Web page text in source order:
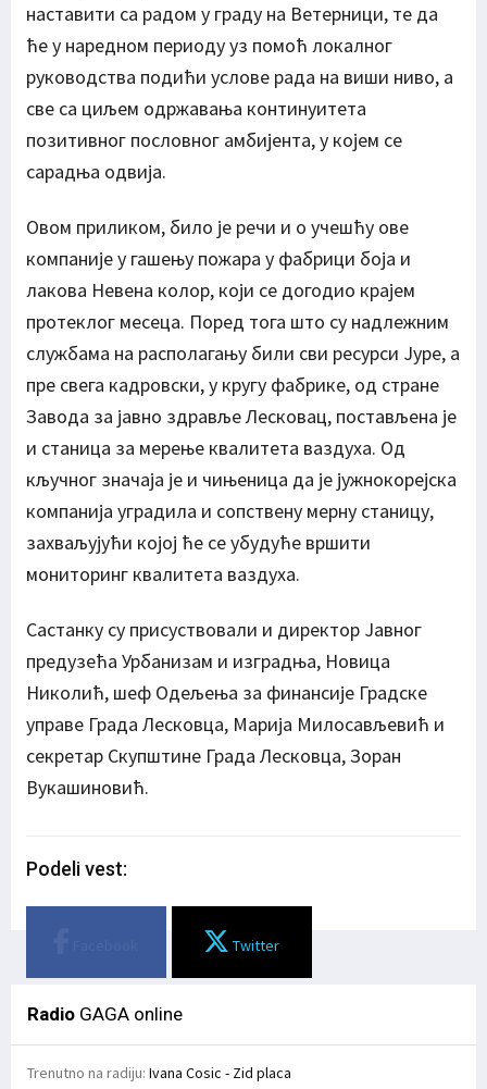
наставити са радом у граду на Ветерници, те да
ће у наредном периоду уз помоћ локалног
руководства подићи услове рада на виши ниво, а
све са циљем одржавања континуитета
позитивног пословног амбијента, у којем се
сарадња одвија.
Овом приликом, било је речи и о учешћу ове
компаније у гашењу пожара у фабрици боја и
лакова Невена колор, који се догодио крајем
протеклог месеца. Поред тога што су надлежним
службама на располагању били сви ресурси Јуре, а
пре свега кадровски, у кругу фабрике, од стране
Завода за јавно здравље Лесковац, постављена је
и станица за мерење квалитета ваздуха. Од
кључног значаја је и чињеница да је јужнокорејска
компанија уградила и сопствену мерну станицу,
захваљујући којој ће се убудуће вршити
мониторинг квалитета ваздуха.
Састанку су присуствовали и директор Јавног
предузећа Урбанизам и изградња, Новица
Николић, шеф Одељења за финансије Градске
управе Града Лесковца, Марија Милосављевић и
секретар Скупштине Града Лесковца, Зоран
Вукашиновић.
Podeli vest:
Twitter
Radio GAGA online
Trenutno na radiju: Ivana Cosic - Zid placa